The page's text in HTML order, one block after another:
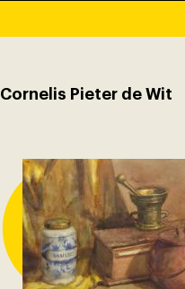
Pieter de Wit